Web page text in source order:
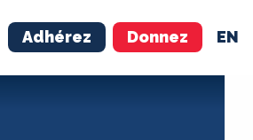
Adhérez Donnez EN
ADHÉREZ